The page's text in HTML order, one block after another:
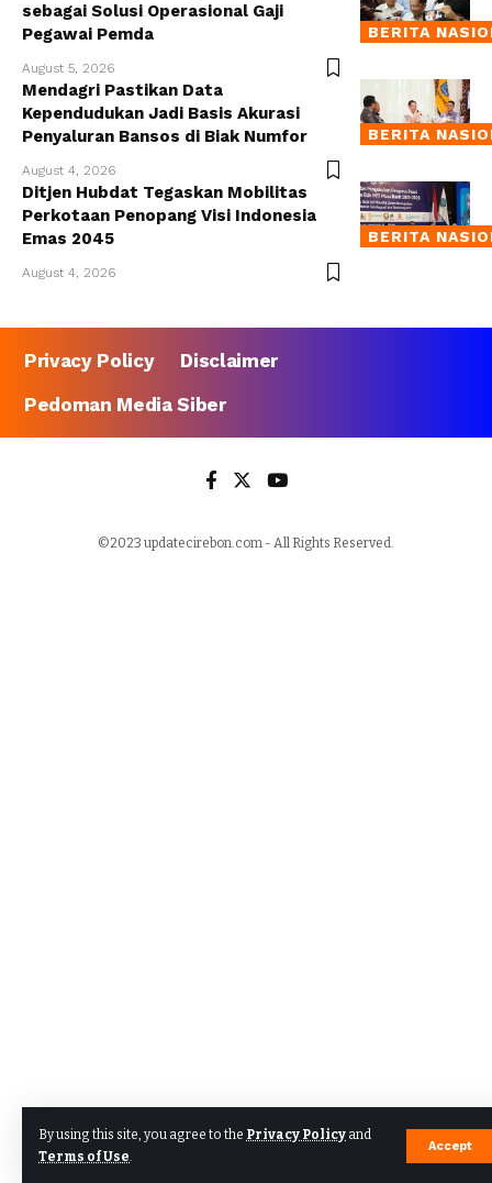
By using this site, you agree to the Privacy Policy and
Terms of Use.
Accept
BERITA
sebagai Solusi Operasional Gaji
Pegawai Pemda
August 5, 2026
BERITA
Mendagri Pastikan Data
Kependudukan Jadi Basis Akurasi
Penyaluran Bansos di Biak Numfor
August 4, 2026
BERITA
Ditjen Hubdat Tegaskan Mobilitas
Perkotaan Penopang Visi Indonesia
Emas 2045
August 4, 2026
Privacy Policy
Disclaimer
Pedoman Media Siber
©2023 updatecirebon.com - All Rights Reserved.